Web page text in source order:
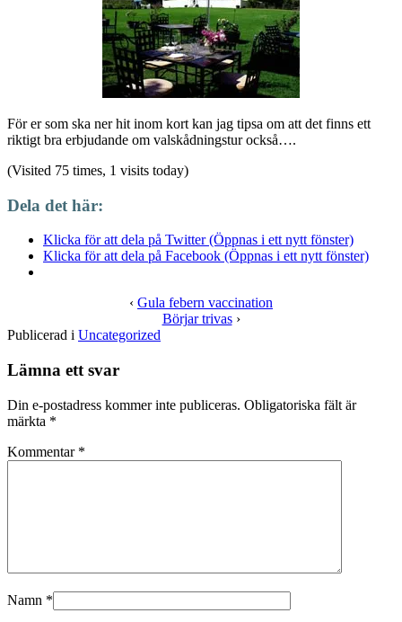
För er som ska ner hit inom kort kan jag tipsa om att det finns ett
riktigt bra erbjudande om valskådningstur också….
(Visited 75 times, 1 visits today)
Dela det här:
Klicka för att dela på Twitter (Öppnas i ett nytt fönster)
Klicka för att dela på Facebook (Öppnas i ett nytt fönster)
‹ Gula febern vaccination
Börjar trivas›
Publicerad i Uncategorized
Lämna ett svar
Din e-postadress kommer inte publiceras. Obligatoriska fält är
märkta *
Kommentar *
Namn *